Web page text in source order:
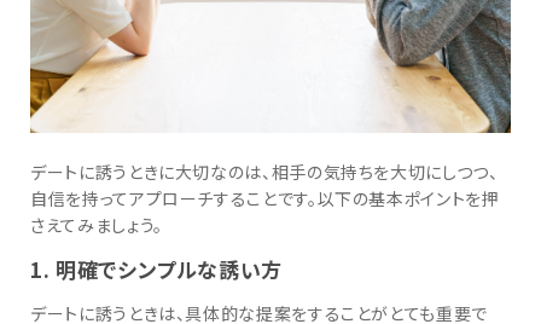
デートに誘うときに大切なのは、相手の気持ちを大切にしつつ、
自信を持ってアプローチすることです。以下の基本ポイントを押
さえてみましょう。
1. 明確でシンプルな誘い方
デートに誘うときは、具体的な提案をすることがとても重要で